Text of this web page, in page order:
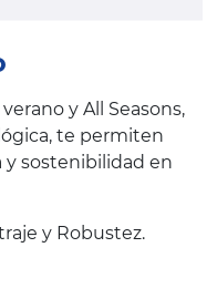
y All Seasons,
te permiten
y sostenibilidad en
y Robustez.